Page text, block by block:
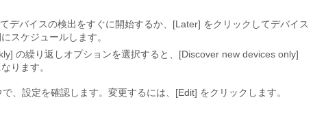
デバイスの検出をすぐに開始するか、[Later] をクリックしてデバイス
スケジュールします。
の繰り返しオプションを選択すると、[Discover new devices only]
ります。
で、設定を確認します。変更するには、[Edit] をクリックします。